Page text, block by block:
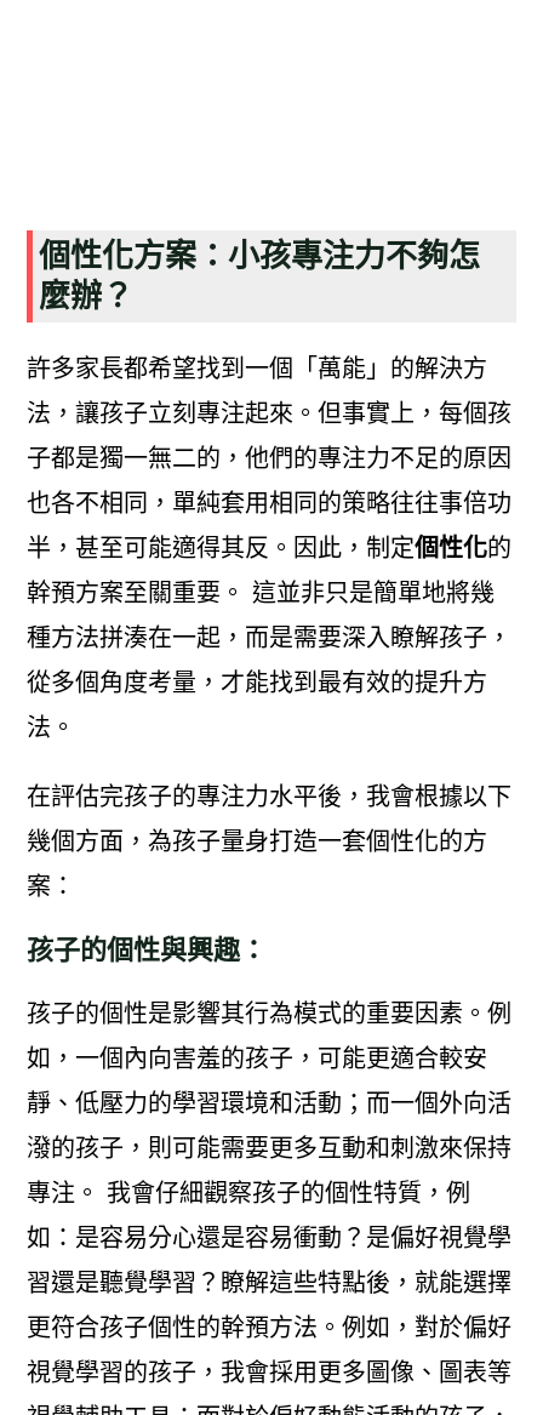
個性化方案：小孩專注力不夠怎
麼辦？
許多家長都希望找到一個「萬能」的解決方
法，讓孩子立刻專注起來。但事實上，每個孩
子都是獨一無二的，他們的專注力不足的原因
也各不相同，單純套用相同的策略往往事倍功
半，甚至可能適得其反。因此，制定個性化的
幹預方案至關重要。 這並非只是簡單地將幾
種方法拼湊在一起，而是需要深入瞭解孩子，
從多個角度考量，才能找到最有效的提升方
法。
在評估完孩子的專注力水平後，我會根據以下
幾個方面，為孩子量身打造一套個性化的方
案：
孩子的個性與興趣：
孩子的個性是影響其行為模式的重要因素。例
如，一個內向害羞的孩子，可能更適合較安
靜、低壓力的學習環境和活動；而一個外向活
潑的孩子，則可能需要更多互動和刺激來保持
專注。 我會仔細觀察孩子的個性特質，例
如：是容易分心還是容易衝動？是偏好視覺學
習還是聽覺學習？瞭解這些特點後，就能選擇
更符合孩子個性的幹預方法。例如，對於偏好
視覺學習的孩子，我會採用更多圖像、圖表等